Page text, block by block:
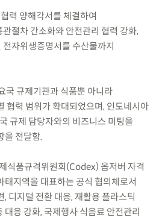
력 양해각서를 체결하여
절차 간소화와 안전관리 협력 강화,
자위생증명서를 수산물까지
국 규제기관과 식품뿐 아니라
협력 범위가 확대되었으며, 인도네시아
규제 담당자와의 비즈니스 미팅을
을 전달함.
식품규격위원회(Codex) 옵저버 자격
태지역을 대표하는 공식 협의체로서
, 디지털 전환 대응, 재활용 플라스틱
대응 강화, 국제행사 식음료 안전관리